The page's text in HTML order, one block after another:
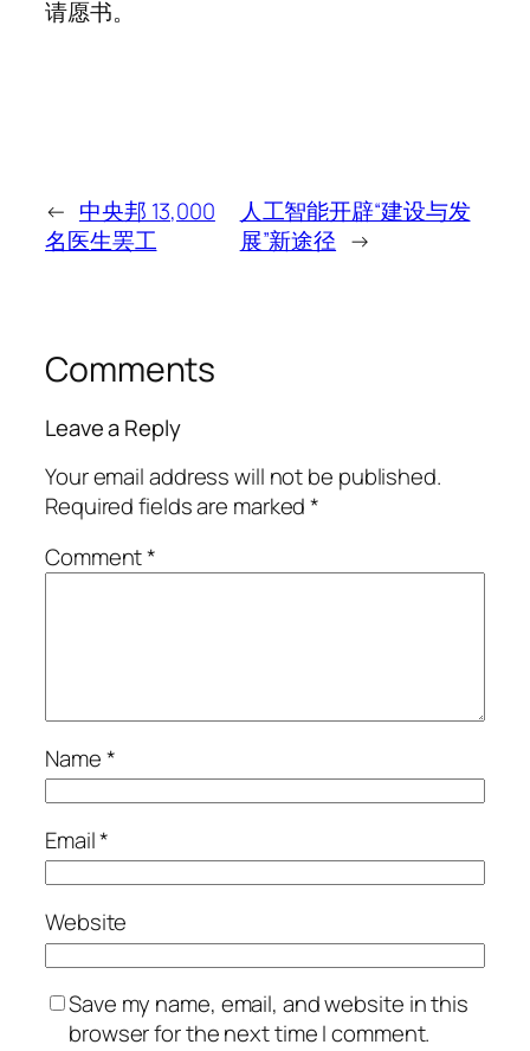
请愿书。
← 中央邦 13,000
名医生罢工
人工智能开辟“建设与发
展”新途径 →
Comments
Leave a Reply
Your email address will not be published.
Required fields are marked*
Comment*
Name*
Email*
Website
Save my name, email, and website in this
browser for the next time I comment.